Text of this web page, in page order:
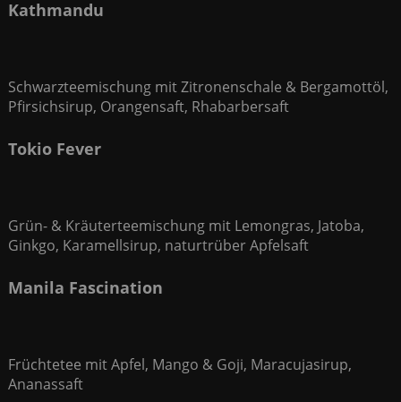
Kathmandu
Schwarzteemischung mit Zitronenschale & Bergamottöl,
Pfirsichsirup, Orangensaft, Rhabarbersaft
Tokio Fever
Grün- & Kräuterteemischung mit Lemongras, Jatoba,
Ginkgo, Karamellsirup, naturtrüber Apfelsaft
Manila Fascination
Früchtetee mit Apfel, Mango & Goji, Maracujasirup,
Ananassaft